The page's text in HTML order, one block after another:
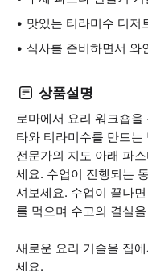
맛있는 티라미수 디저
식사를 준비하면서 와
상품설명
로마에서 요리 워크숍
타와 티라미수를 만드
전문가의 지도 아래 파
세요. 수업이 진행되는
셔보세요. 수업이 끝나
를 먹으며 수고의 결실
새로운 요리 기술을 집
세요.